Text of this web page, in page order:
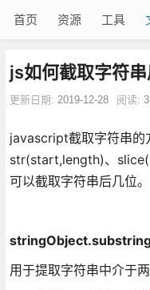
首页 资源 工具
js如何截取字符串
更新日期: 2019-12-28 阅读:
javascript截取字符串
str(start,length)、
可以截取字符串后几位。
用于提取字符串中介于